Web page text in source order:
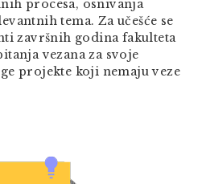
procesa, osnivanja
tema. Za učešće se
završnih godina fakulteta
vezana za svoje
projekte koji nemaju veze